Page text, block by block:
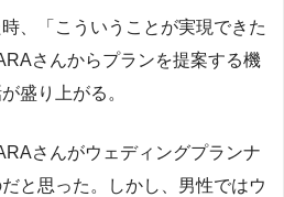
、「こういうことが実現できた
さんからプランを提案する機
盛り上がる。
さんがウェディングプランナ
と思った。しかし、男性ではウ